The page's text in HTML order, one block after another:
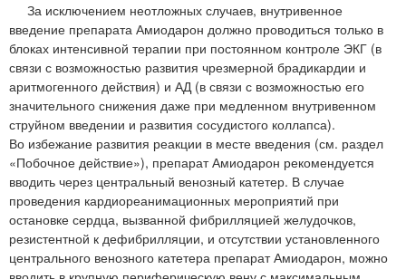
За исключением неотложных случаев, внутривенное
введение препарата Амиодарон должно проводиться только в
блоках интенсивной терапии при постоянном контроле ЭКГ (в
связи с возможностью развития чрезмерной брадикардии и
аритмогенного действия) и АД (в связи с возможностью его
значительного снижения даже при медленном внутривенном
струйном введении и развития сосудистого коллапса).
Во избежание развития реакции в месте введения (см. раздел
«Побочное действие»), препарат Амиодарон рекомендуется
вводить через центральный венозный катетер. В случае
проведения кардиореанимационных мероприятий при
остановке сердца, вызванной фибрилляцией желудочков,
резистентной к дефибрилляции, и отсутствии установленного
центрального венозного катетера препарат Амиодарон, можно